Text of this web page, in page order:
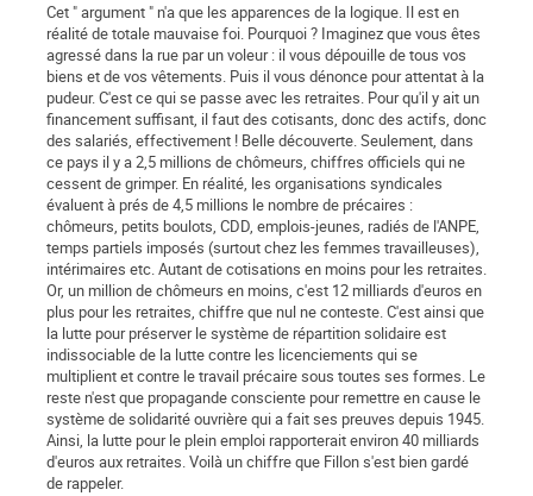
Cet " argument " n'a que les apparences de la logique. Il est en
réalité de totale mauvaise foi. Pourquoi ? Imaginez que vous êtes
agressé dans la rue par un voleur : il vous dépouille de tous vos
biens et de vos vêtements. Puis il vous dénonce pour attentat à la
pudeur. C'est ce qui se passe avec les retraites. Pour qu'il y ait un
financement suffisant, il faut des cotisants, donc des actifs, donc
des salariés, effectivement ! Belle découverte. Seulement, dans
ce pays il y a 2,5 millions de chômeurs, chiffres officiels qui ne
cessent de grimper. En réalité, les organisations syndicales
évaluent à prés de 4,5 millions le nombre de précaires :
chômeurs, petits boulots, CDD, emplois-jeunes, radiés de l'ANPE,
temps partiels imposés (surtout chez les femmes travailleuses),
intérimaires etc. Autant de cotisations en moins pour les retraites.
Or, un million de chômeurs en moins, c'est 12 milliards d'euros en
plus pour les retraites, chiffre que nul ne conteste. C'est ainsi que
la lutte pour préserver le système de répartition solidaire est
indissociable de la lutte contre les licenciements qui se
multiplient et contre le travail précaire sous toutes ses formes. Le
reste n'est que propagande consciente pour remettre en cause le
système de solidarité ouvrière qui a fait ses preuves depuis 1945.
Ainsi, la lutte pour le plein emploi rapporterait environ 40 milliards
d'euros aux retraites. Voilà un chiffre que Fillon s'est bien gardé
de rappeler.